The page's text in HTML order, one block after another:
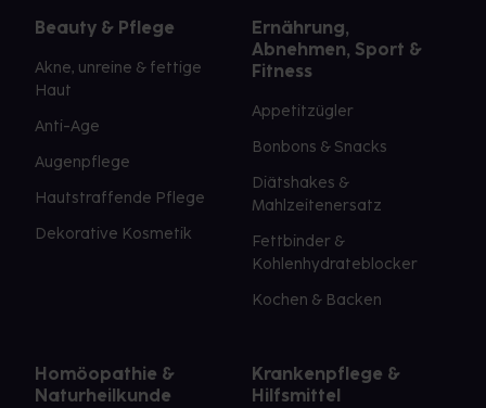
Beauty & Pflege
Akne, unreine & fettige
Haut
Anti-Age
Augenpflege
Hautstraffende Pflege
Dekorative Kosmetik
Ernährung,
Abnehmen, Sport &
Fitness
Appetitzügler
Bonbons & Snacks
Diätshakes &
Mahlzeitenersatz
Fettbinder &
Kohlenhydrateblocker
Kochen & Backen
Homöopathie &
Naturheilkunde
Krankenpflege &
Hilfsmittel